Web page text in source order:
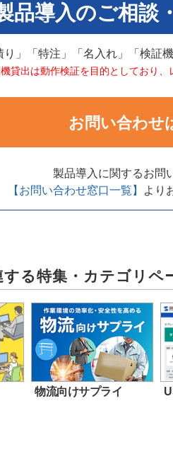
品導入のご相談
り」「特注」「名入れ」「検証
貸出は動作検証を目的としており、
お問い合わせ
製品導入に関するお問
【お問い合わせ窓口一覧】
より
る特集・カテゴリペ
物流向けサプライ